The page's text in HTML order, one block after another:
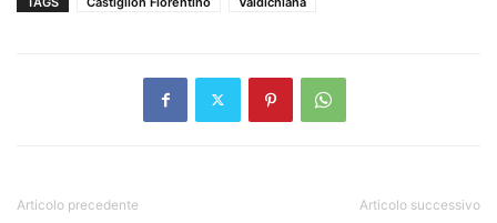
Articolo precedente Articolo successivo